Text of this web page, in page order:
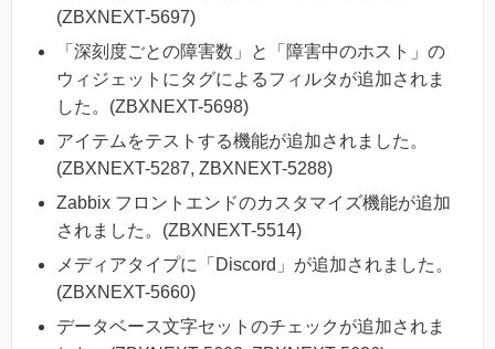
(ZBXNEXT-5697)
「深刻度ごとの障害数」と「障害中のホスト」の
ウィジェットにタグによるフィルタが追加されま
した。(ZBXNEXT-5698)
アイテムをテストする機能が追加されました。
(ZBXNEXT-5287, ZBXNEXT-5288)
Zabbix フロントエンドのカスタマイズ機能が追加
されました。(ZBXNEXT-5514)
メディアタイプに「Discord」が追加されました。
(ZBXNEXT-5660)
データベース文字セットのチェックが追加されま